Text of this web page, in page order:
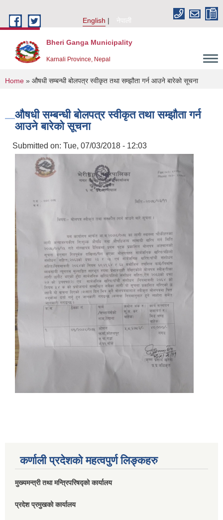
English
नेपाली
Bheri Ganga Municipality
Karnali Province, Nepal
You are here
Home » औषधी सम्बन्धी बोलपत्र स्वीकृत तथा सम्झौता गर्न आउने बारेको सूचना
औषधी सम्बन्धी बोलपत्र स्वीकृत तथा सम्झौता गर्न
आउने बारेको सूचना
Submitted on: Tue, 07/03/2018 - 12:03
कर्णाली प्रदेशको महत्वपुर्ण लिङ्कहरु
मुख्यमन्त्री तथा मन्त्रिपरिषद्को कार्यालय
प्रदेश प्रमुखको कार्यालय